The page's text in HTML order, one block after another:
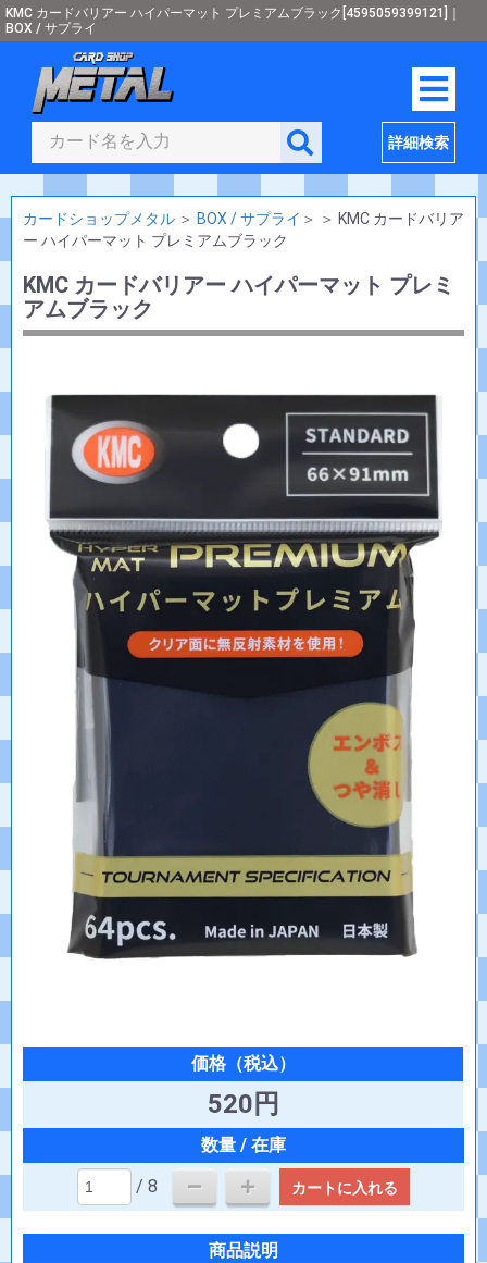
KMC カードバリアー ハイパーマット プレミアムブラック[4595059399121]｜
BOX / サプライ
詳細検索
カードショップメタル ＞ BOX / サプライ ＞ ＞ KMC カードバリア
ー ハイパーマット プレミアムブラック
KMC カードバリアー ハイパーマット プレミ
アムブラック
520円
/ 8 カートに入れる
商品説明